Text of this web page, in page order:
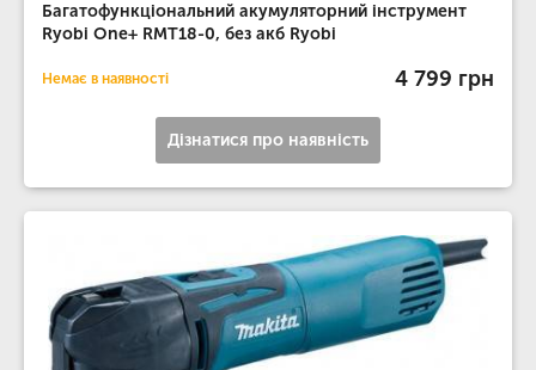
Багатофункціональний акумуляторний інструмент
Ryobi One+ RMT18-0, без акб Ryobi
Немає в наявності 4 799 грн
Дізнатися про наявність